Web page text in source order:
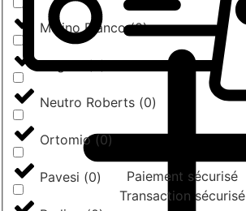
Mulino Bianco(0)
Negrini(0)
Neutro Roberts (0)
Ortomio(0)
Pavesi (0)
Paiement sécurisé
Transaction sécurisé